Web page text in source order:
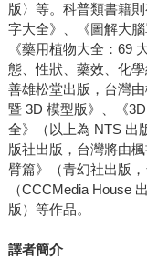
版〉等。科普類書籍
字大全》、《圖解大
《藥用植物大全：69
態、性狀、藥效、化
善雄松堂出版，台灣
暨 3D 模型版》、《
全》（以上為 NTS 出
版社出版，台灣將由
臂篇》（青幻社出版
（CCCMedia House
版）等作品。
譯者簡介